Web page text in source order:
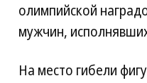
олимпийской
мужчин,
На место гибели